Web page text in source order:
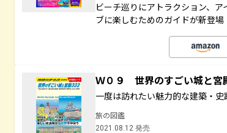
ビーチ巡りにアトラクション、
ブに楽しむためのガイドが新登場
Ｗ０９ 世界のすごい城と宮
一度は訪れたい魅力的な建築・
旅の図鑑
2021.08.12 発売